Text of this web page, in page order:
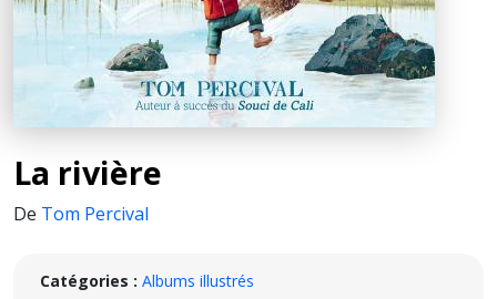
La rivière
De Tom Percival
Catégories : Albums illustrés